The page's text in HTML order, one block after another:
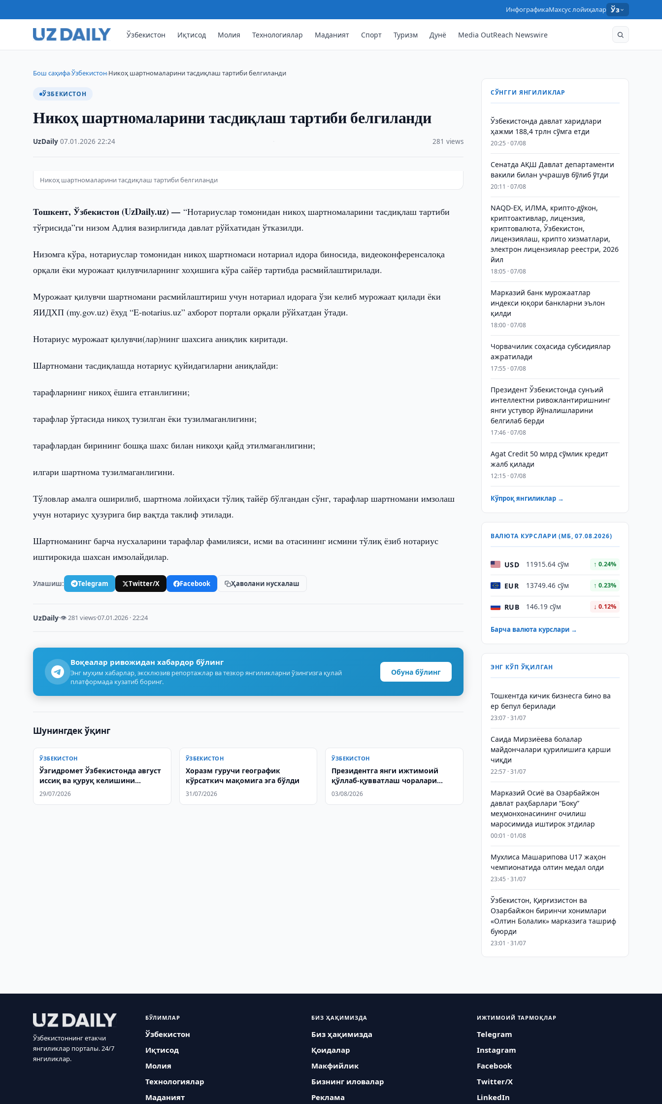
ИнфографикаМахсус лойиҳалар Ўз
Ўзбекистон Иқтисод Молия Технологиялар Маданият Спорт Туризм Дунё Media OutReach Newswire
Бош саҳифа›Ўзбекистон›Никоҳ шартномаларини тасдиқлаш тартиби белгиланди
ЎЗБЕКИСТОН
Никоҳ шартномаларини тасдиқлаш тартиби белгиланди
UzDaily ·07.01.2026 ·22:24 281 views
Никоҳ шартномаларини тасдиқлаш тартиби белгиланди
Тошкент, Ўзбекистон (UzDaily.uz) —“Нотариуслар томонидан никоҳ шартномаларини тасдиқлаш тартиби
тўғрисида”ги низом Адлия вазирлигида давлат рўйхатидан ўтказилди.
Низомга кўра, нотариуслар томонидан никоҳ шартномаси нотариал идора биносида, видеоконференсалоқа
орқали ёки мурожаат қилувчиларнинг хоҳишига кўра сайёр тартибда расмийлаштирилади.
Мурожаат қилувчи шартномани расмийлаштириш учун нотариал идорага ўзи келиб мурожаат қилади ёки
ЯИДХП (my.gov.uz) ёхуд “E-notarius.uz” ахборот портали орқали рўйхатдан ўтади.
Нотариус мурожаат қилувчи(лар)нинг шахсига аниқлик киритади.
Шартномани тасдиқлашда нотариус қуйидагиларни аниқлайди:
тарафларнинг никоҳ ёшига етганлигини;
тарафлар ўртасида никоҳ тузилган ёки тузилмаганлигини;
тарафлардан бирининг бошқа шахс билан никоҳи қайд этилмаганлигини;
илгари шартнома тузилмаганлигини.
Тўловлар амалга оширилиб, шартнома лойиҳаси тўлиқ тайёр бўлгандан сўнг, тарафлар шартномани имзолаш
учун нотариус ҳузурига бир вақтда таклиф этилади.
Шартноманинг барча нусхаларини тарафлар фамилияси, исми ва отасининг исмини тўлиқ ёзиб нотариус
иштирокида шахсан имзолайдилар.
Улашиш: Telegram Twitter/X Facebook Ҳаволани нусхалаш
UzDaily·👁 281 views·07.01.2026 · 22:24
Воқеалар ривожидан хабардор бўлинг
Энг муҳим хабарлар, эксклюзив репортажлар ва тезкор янгиликларни ўзингизга қулай
платформада кузатиб боринг.
Обуна бўлинг
Шунингдек ўқинг
ЎЗБЕКИСТОН
Ўзгидромет Ўзбекистонда август
иссиқ ва қуруқ келишини
прогноз қилди
29/07/2026
ЎЗБЕКИСТОН
Хоразм гуручи географик
кўрсаткич мақомига эга бўлди
31/07/2026
ЎЗБЕКИСТОН
Президентга янги ижтимоий
қўллаб-қувватлаш чоралари
тақдим этилди
03/08/2026
СЎНГГИ ЯНГИЛИКЛАР
Ўзбекистонда давлат харидлари
ҳажми 188,4 трлн сўмга етди
20:25 · 07/08
Сенатда АҚШ Давлат департаменти
вакили билан учрашув бўлиб ўтди
20:11 · 07/08
NAQD-EX, ИЛМА, крипто-дўкон,
криптоактивлар, лицензия,
криптовалюта, Ўзбекистон,
лицензиялаш, крипто хизматлари,
электрон лицензиялар реестри, 2026
йил
18:05 · 07/08
Марказий банк мурожаатлар
индекси юқори банкларни эълон
қилди
18:00 · 07/08
Чорвачилик соҳасида субсидиялар
ажратилади
17:55 · 07/08
Президент Ўзбекистонда сунъий
интеллектни ривожлантиришнинг
янги устувор йўналишларини
белгилаб берди
17:46 · 07/08
Agat Credit 50 млрд сўмлик кредит
жалб қилади
12:15 · 07/08
Кўпроқ янгиликлар →
ВАЛЮТА КУРСЛАРИ (МБ, 07.08.2026)
USD 11915.64 сўм ↑ 0.24%
EUR 13749.46 сўм ↑ 0.23%
RUB 146.19 сўм ↓ 0.12%
Барча валюта курслари →
ЭНГ КЎП ЎҚИЛГАН
Тошкентда кичик бизнесга бино ва
ер бепул берилади
23:07 · 31/07
Саида Мирзиёева болалар
майдончалари қурилишига қарши
чиқди
22:57 · 31/07
Марказий Осиё ва Озарбайжон
давлат раҳбарлари “Боку”
меҳмонхонасининг очилиш
маросимида иштирок этдилар
00:01 · 01/08
Мухлиса Машарипова U17 жаҳон
чемпионатида олтин медал олди
23:45 · 31/07
Ўзбекистон, Қирғизистон ва
Озарбайжон биринчи хонимлари
«Олтин Болалик» марказига ташриф
буюрди
23:01 · 31/07
Ўзбекистоннинг етакчи
янгиликлар порталы. 24/7
янгиликлар.
БЎЛИМЛАР
Ўзбекистон
Иқтисод
Молия
Технологиялар
Маданият
БИЗ ҲАҚИМИЗДА
Биз ҳақимизда
Қоидалар
Макфийлик
Бизнинг иловалар
Реклама
ИЖТИМОИЙ ТАРМОҚЛАР
Telegram
Instagram
Facebook
Twitter/X
LinkedIn